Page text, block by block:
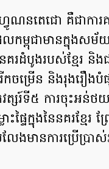
ហ្វូណនតេជោ គឺជាកា
លកម្ពុជាមានក្នុងស
រដំបូងរបស់ខ្មែរ និង
រីកចម្រើន និងរុងរឿង
ត្សរ៍ទី៥ ការចុះអន់ថ
ផ្ទៃក្នុងនៃនគរខ្មែ
ែងមានការប្រើប្រ